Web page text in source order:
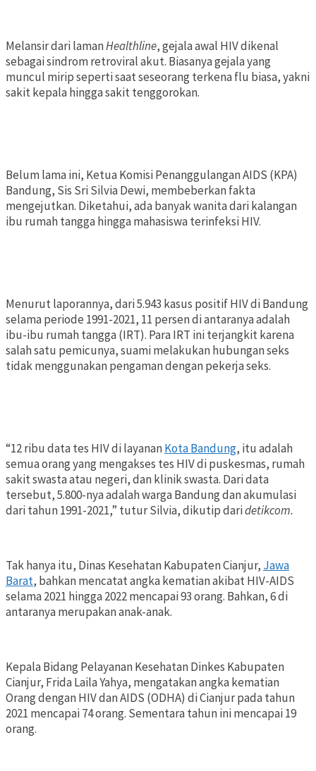
Melansir dari lamanHealthline, gejala awal HIV dikenal
sebagai sindrom retroviral akut. Biasanya gejala yang
muncul mirip seperti saat seseorang terkena flu biasa, yakni
sakit kepala hingga sakit tenggorokan.
Belum lama ini, Ketua Komisi Penanggulangan AIDS (KPA)
Bandung, Sis Sri Silvia Dewi, membeberkan fakta
mengejutkan. Diketahui, ada banyak wanita dari kalangan
ibu rumah tangga hingga mahasiswa terinfeksi HIV.
Menurut laporannya, dari 5.943 kasus positif HIV di Bandung
selama periode 1991-2021, 11 persen di antaranya adalah
ibu-ibu rumah tangga (IRT). Para IRT ini terjangkit karena
salah satu pemicunya, suami melakukan hubungan seks
tidak menggunakan pengaman dengan pekerja seks.
“12 ribu data tes HIV di layananKota Bandung, itu adalah
semua orang yang mengakses tes HIV di puskesmas, rumah
sakit swasta atau negeri, dan klinik swasta. Dari data
tersebut, 5.800-nya adalah warga Bandung dan akumulasi
dari tahun 1991-2021,” tutur Silvia, dikutip daridetikcom.
Tak hanya itu, Dinas Kesehatan Kabupaten Cianjur, Jawa
Barat, bahkan mencatat angka kematian akibat HIV-AIDS
selama 2021 hingga 2022 mencapai 93 orang. Bahkan, 6 di
antaranya merupakan anak-anak.
Kepala Bidang Pelayanan Kesehatan Dinkes Kabupaten
Cianjur, Frida Laila Yahya, mengatakan angka kematian
Orang dengan HIV dan AIDS (ODHA) di Cianjur pada tahun
2021 mencapai 74 orang. Sementara tahun ini mencapai 19
orang.